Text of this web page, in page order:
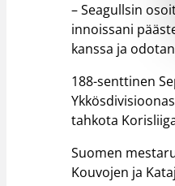
– Seagullsin
innoissani
kanssa ja
188-senttinen
tahkota
Suomen
Kouvojen ja